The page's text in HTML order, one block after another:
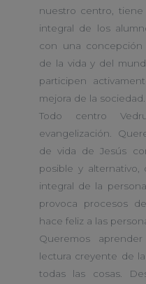
nuestro centro,
integral de los
con una concepción
de la vida y del
participen
mejora de la sociedad.
Todo centro
evangelización.
de vida de Jesús
posible y alternativo,
integral de la
provoca procesos
hace feliz a las
Queremos
lectura creyente de
todas las cosas.